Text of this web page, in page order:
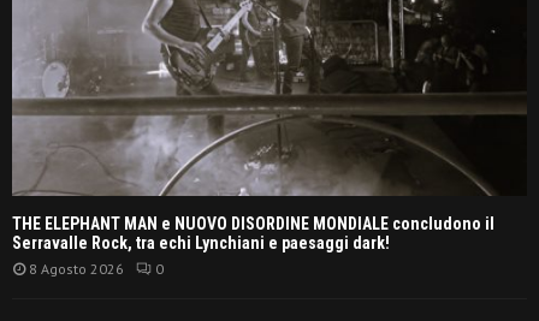
THE ELEPHANT MAN e NUOVO DISORDINE MONDIALE concludono il
Serravalle Rock, tra echi Lynchiani e paesaggi dark!
8 Agosto 2026 0